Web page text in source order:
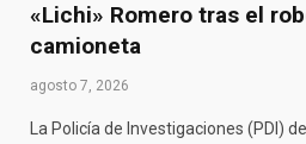
«Lichi» Romero tras el
camioneta
agosto 7, 2026
La Policía de Investigaciones (PDI)